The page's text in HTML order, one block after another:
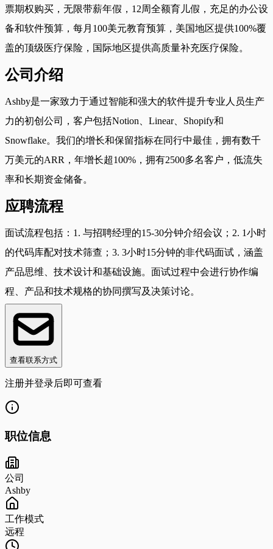
票期权购买，无限带薪年假，12周全额育儿假，充足的办公设
备和软件预算，每月100美元教育预算，美国地区提供100%覆
盖的顶级医疗保险，国际地区提供高质量补充医疗保险。
公司介绍
Ashby是一家致力于通过智能和强大的软件提升专业人员生产
力的初创公司，客户包括Notion、Linear、Shopify和
Snowflake。我们的增长和保留指标在同行中最佳，拥有数千
万美元的ARR，年增长超100%，拥有2500多名客户，低流失
率和长期资金储备。
应聘流程
面试流程包括：1. 与招聘经理的15-30分钟介绍会议；2. 1小时
的代码库配对技术筛查；3. 3小时15分钟的非代码面试，涵盖
产品思维、技术设计和基础设施。面试过程中会进行协作编
程、产品和技术规格的协同撰写及决策讨论。
查看联系方式
注册并登录后即可查看
职位信息
公司
Ashby
工作模式
远程